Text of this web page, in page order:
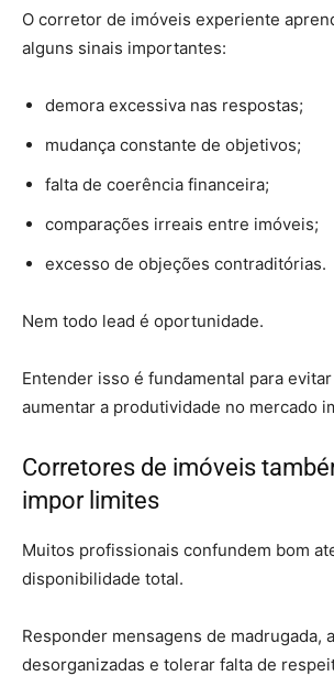
O corretor de imóveis experiente
alguns sinais importantes:
demora excessiva nas respostas;
mudança constante de objetivos;
falta de coerência financeira;
comparações irreais entre imóveis;
excesso de objeções contraditórias.
Nem todo lead é oportunidade.
Entender isso é fundamental para
aumentar a produtividade no mercado
Corretores de imóveis
impor limites
Muitos profissionais confundem bom
disponibilidade total.
Responder mensagens de madrugada,
desorganizadas e tolerar falta de